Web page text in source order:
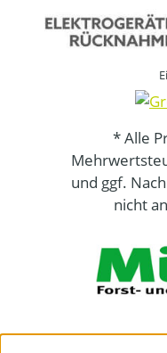
* Alle
und ggf.
nicht